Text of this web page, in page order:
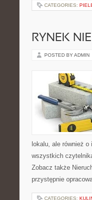
CATEGORIES:
RYNEK
POSTED BY ADMIN
lokalu, ale również
wszystkich
Zobacz także
przystępnie
CATEGORIES: